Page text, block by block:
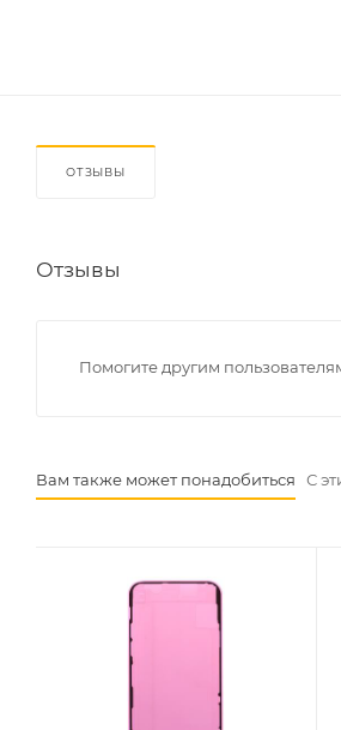
ОТЗЫВЫ
Отзывы
Помогите другим
Вам также может понадобиться С